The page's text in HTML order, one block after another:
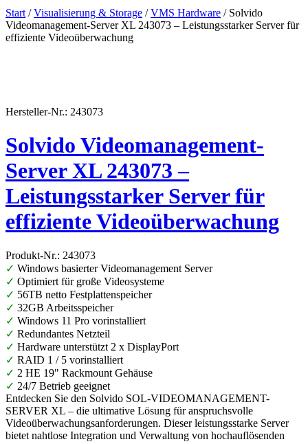
Start /Visualisierung & Storage /VMS Hardware / Solvido
Videomanagement-Server XL 243073 – Leistungsstarker Server für
effiziente Videoüberwachung
Hersteller-Nr.: 243073
Solvido Videomanagement-
Server XL 243073 –
Leistungsstarker Server für
effiziente Videoüberwachung
Produkt-Nr.: 243073
✓ Windows basierter Videomanagement Server
✓ Optimiert für große Videosysteme
✓ 56TB netto Festplattenspeicher
✓ 32GB Arbeitsspeicher
✓ Windows 11 Pro vorinstalliert
✓ Redundantes Netzteil
✓ Hardware unterstützt 2 x DisplayPort
✓ RAID 1 / 5 vorinstalliert
✓ 2 HE 19" Rackmount Gehäuse
✓ 24/7 Betrieb geeignet
Entdecken Sie den Solvido SOL-VIDEOMANAGEMENT-
SERVER XL – die ultimative Lösung für anspruchsvolle
Videoüberwachungsanforderungen. Dieser leistungsstarke Server
bietet nahtlose Integration und Verwaltung von hochauflösenden